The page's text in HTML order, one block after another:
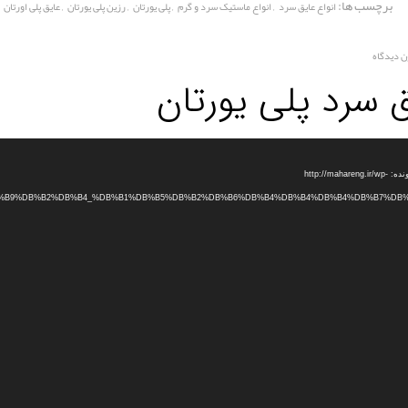
انواع عایق سرد انواع ماستیک سرد و گرم پلی یورتان رزین پلی یورتان عایق پلی اورتان
دیدگاه
سرد پلی یورتان
دریافت پرونده: http://mahareng.ir/wp-